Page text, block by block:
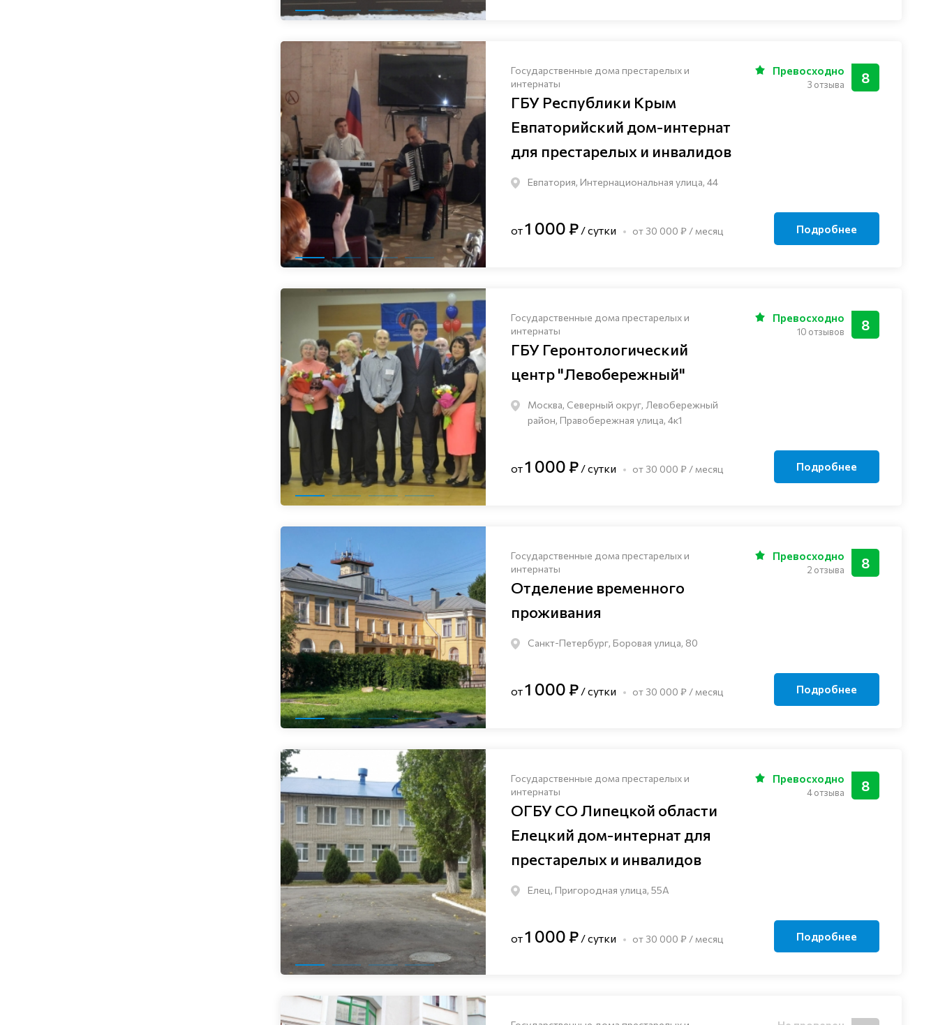
Государственные дома престарелых и
интернаты
ГБУ Республики Крым
Евпаторийский дом-интернат
для престарелых и инвалидов
Евпатория, Интернациональная улица, 44
8
Превосходно
3 отзыва
от1 000 ₽ / сутки от 30 000 ₽ / месяц Подробнее
Государственные дома престарелых и
интернаты
ГБУ Геронтологический
центр "Левобережный"
Москва, Северный округ, Левобережный
район, Правобережная улица, 4к1
8
Превосходно
10 отзывов
от1 000 ₽ / сутки от 30 000 ₽ / месяц Подробнее
Государственные дома престарелых и
интернаты
Отделение временного
проживания
Санкт-Петербург, Боровая улица, 80
8
Превосходно
2 отзыва
от1 000 ₽ / сутки от 30 000 ₽ / месяц Подробнее
Государственные дома престарелых и
интернаты
ОГБУ СО Липецкой области
Елецкий дом-интернат для
престарелых и инвалидов
Елец, Пригородная улица, 55А
8
Превосходно
4 отзыва
от1 000 ₽ / сутки от 30 000 ₽ / месяц Подробнее